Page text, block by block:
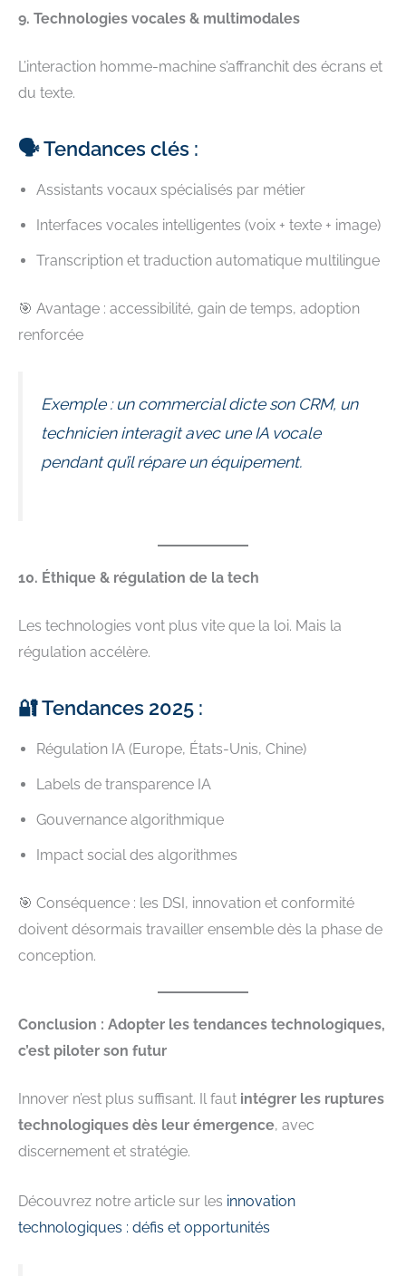
9. Technologies vocales & multimodales
L’interaction homme-machine s’affranchit des écrans et
du texte.
🗣️ Tendances clés :
Assistants vocaux spécialisés par métier
Interfaces vocales intelligentes (voix + texte + image)
Transcription et traduction automatique multilingue
🎯 Avantage : accessibilité, gain de temps, adoption
renforcée
Exemple : un commercial dicte son CRM, un
technicien interagit avec une IA vocale
pendant qu’il répare un équipement.
10. Éthique & régulation de la tech
Les technologies vont plus vite que la loi. Mais la
régulation accélère.
🔐 Tendances 2025 :
Régulation IA (Europe, États-Unis, Chine)
Labels de transparence IA
Gouvernance algorithmique
Impact social des algorithmes
🎯 Conséquence : les DSI, innovation et conformité
doivent désormais travailler ensemble dès la phase de
conception.
Conclusion : Adopter les tendances technologiques,
c’est piloter son futur
Innover n’est plus suffisant. Il faut intégrer les ruptures
technologiques dès leur émergence, avec
discernement et stratégie.
Découvrez notre article sur les innovation
technologiques : défis et opportunités